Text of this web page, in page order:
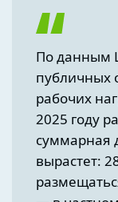
По данным
публичных
рабочих
2025 году
суммарная
вырастет: